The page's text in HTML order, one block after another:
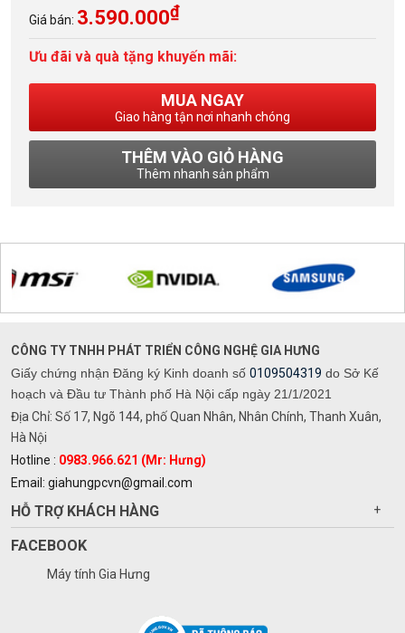
Giá bán: 3.590.000₫
Ưu đãi và quà tặng khuyến mãi:
MUA NGAY
Giao hàng tận nơi nhanh chóng
THÊM VÀO GIỎ HÀNG
Thêm nhanh sản phẩm
CÔNG TY TNHH PHÁT TRIỂN CÔNG NGHỆ GIA HƯNG
Giấy chứng nhận Đăng ký Kinh doanh số 0109504319 do Sở Kế
hoạch và Đầu tư Thành phố Hà Nội cấp ngày 21/1/2021
Địa Chỉ: Số 17, Ngõ 144, phố Quan Nhân, Nhân Chính, Thanh Xuân,
Hà Nội
Hotline : 0983.966.621 (Mr: Hưng)
Email: giahungpcvn@gmail.com
HỖ TRỢ KHÁCH HÀNG +
FACEBOOK
Máy tính Gia Hưng